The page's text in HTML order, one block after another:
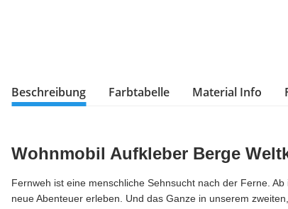
Beschreibung Farbtabelle Material Info
Wohnmobil Aufkleber Berge
Fernweh ist eine menschliche Sehnsucht nach der Ferne.
neue Abenteuer erleben. Und das Ganze in unserem